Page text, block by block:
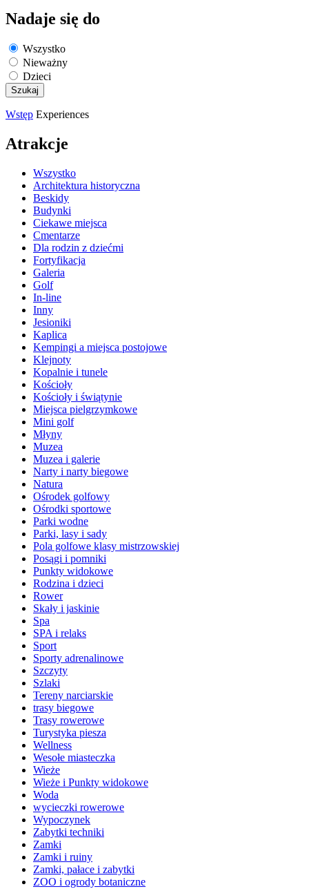
Nadaje się do
Wszystko
Nieważny
Dzieci
Wstęp Experiences
Atrakcje
Wszystko
Architektura historyczna
Beskidy
Budynki
Ciekawe miejsca
Cmentarze
Dla rodzin z dziećmi
Fortyfikacja
Galeria
Golf
In-line
Inny
Jesioniki
Kaplica
Kempingi a miejsca postojowe
Klejnoty
Kopalnie i tunele
Kościoły
Kościoły i świątynie
Miejsca pielgrzymkowe
Mini golf
Młyny
Muzea
Muzea i galerie
Narty i narty biegowe
Natura
Ośrodek golfowy
Ośrodki sportowe
Parki wodne
Parki, lasy i sady
Pola golfowe klasy mistrzowskiej
Posągi i pomniki
Punkty widokowe
Rodzina i dzieci
Rower
Skały i jaskinie
Spa
SPA i relaks
Sport
Sporty adrenalinowe
Szczyty
Szlaki
Tereny narciarskie
trasy biegowe
Trasy rowerowe
Turystyka piesza
Wellness
Wesołe miasteczka
Wieże
Wieże i Punkty widokowe
Woda
wycieczki rowerowe
Wypoczynek
Zabytki techniki
Zamki
Zamki i ruiny
Zamki, pałace i zabytki
ZOO i ogrody botaniczne